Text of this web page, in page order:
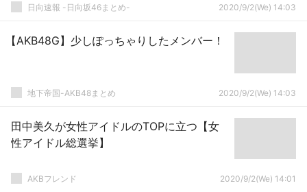
日向速報 -日向坂46まとめ- 2020/9/2(We) 14:03
【AKB48G】少しぽっちゃりしたメンバー！
地下帝国-AKB48まとめ 2020/9/2(We) 14:03
田中美久が女性アイドルのTOPに立つ【女
性アイドル総選挙】
AKBフレンド 2020/9/2(We) 14:01